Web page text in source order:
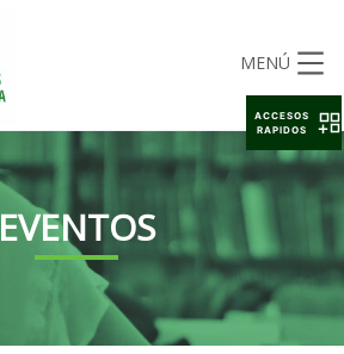
MENÚ
EVENTOS
ACCESOS
RAPIDOS